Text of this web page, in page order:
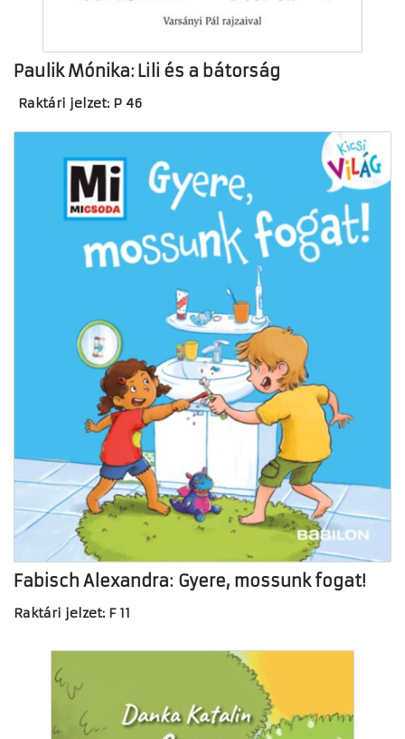
Paulik Mónika: Lili és a bátorság
Raktári jelzet: P 46
Fabisch Alexandra: Gyere, mossunk fogat!
Raktári jelzet: F 11